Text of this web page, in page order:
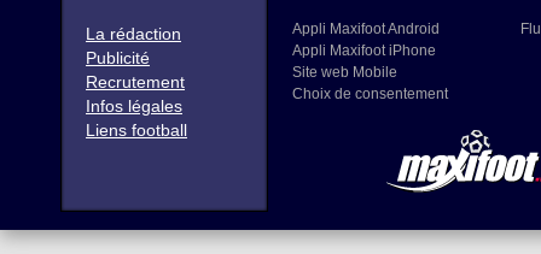
La rédaction
Publicité
Recrutement
Infos légales
Liens football
Appli Maxifoot Android
Appli Maxifoot iPhone
Site web Mobile
Choix de consentement